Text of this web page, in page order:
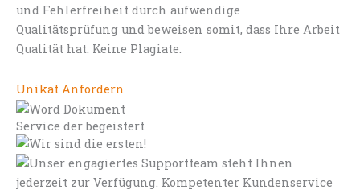
und Fehlerfreiheit durch aufwendige
Qualitätsprüfung und beweisen somit, dass Ihre Arbeit
Qualität hat. Keine Plagiate.
Unikat Anfordern
Service der begeistert